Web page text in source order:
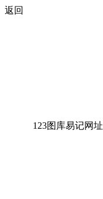
返回
123图库易记网址